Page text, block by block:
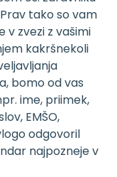
tako so vam
zvezi z vašimi
kakršnekoli
bomo od vas
ime, priimek,
EMŠO,
odgovoril
najpozneje v